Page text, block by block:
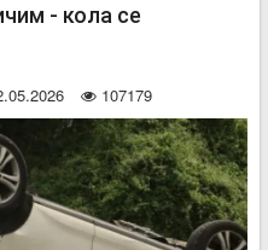
- кола се
107179